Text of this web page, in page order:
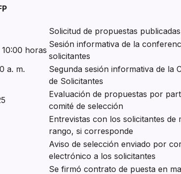
Solicitud de propuestas publicadas
horas
Sesión informativa de la
solicitantes
a. m.
Segunda sesión informativa de la
de Solicitantes
Evaluación de propuestas por
comité de selección
Entrevistas con los solicitantes de
rango, si corresponde
Aviso de selección enviado por
electrónico a los solicitantes
Se firmó contrato de puesta en